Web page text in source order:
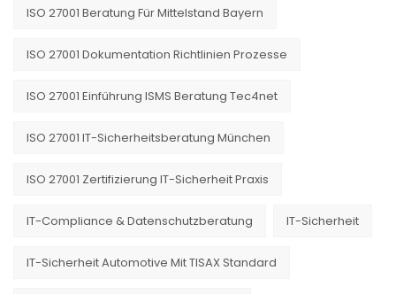
ISO 27001 Beratung Für Mittelstand Bayern
ISO 27001 Dokumentation Richtlinien Prozesse
ISO 27001 Einführung ISMS Beratung Tec4net
ISO 27001 IT-Sicherheitsberatung München
ISO 27001 Zertifizierung IT-Sicherheit Praxis
IT-Compliance & Datenschutzberatung IT-Sicherheit
IT-Sicherheit Automotive Mit TISAX Standard